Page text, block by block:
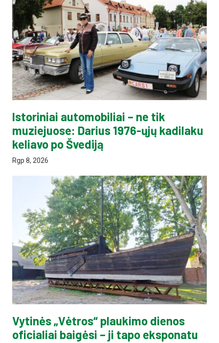
Istoriniai automobiliai – ne tik
muziejuose: Darius 1976-ųjų kadilaku
keliavo po Švediją
Rgp 8, 2026
Vytinės „Vėtros“ plaukimo dienos
oficialiai baigėsi – ji tapo eksponatu